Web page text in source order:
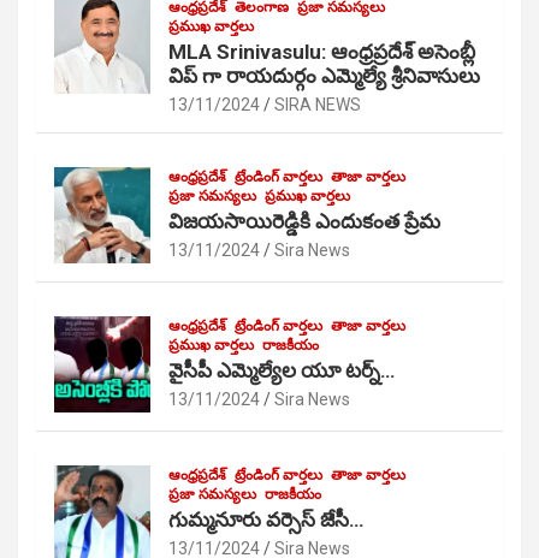
ఆంధ్రప్రదేశ్ తెలంగాణ ప్రజా సమస్యలు
ప్రముఖ వార్తలు
MLA Srinivasulu: ఆంధ్రప్రదేశ్ అసెంబ్లీ
విప్ గా రాయదుర్గం ఎమ్మెల్యే శ్రీనివాసులు
13/11/2024 SIRA NEWS
ఆంధ్రప్రదేశ్ ట్రేండింగ్ వార్తలు తాజా వార్తలు
ప్రజా సమస్యలు ప్రముఖ వార్తలు
విజయసాయిరెడ్డికి ఎందుకంత ప్రేమ
13/11/2024 Sira News
ఆంధ్రప్రదేశ్ ట్రేండింగ్ వార్తలు తాజా వార్తలు
ప్రముఖ వార్తలు రాజకీయం
వైసీపీ ఎమ్మెల్యేల యూ టర్న్…
13/11/2024 Sira News
ఆంధ్రప్రదేశ్ ట్రేండింగ్ వార్తలు తాజా వార్తలు
ప్రజా సమస్యలు రాజకీయం
గుమ్మనూరు వర్సెస్ జేసీ…
13/11/2024 Sira News